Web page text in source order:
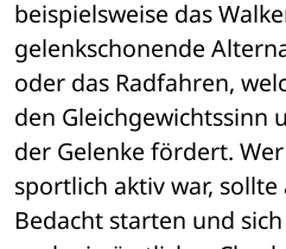
beispielsweise das
gelenkschonende
oder das Radfahren,
den Gleichgewichtssinn
der Gelenke fördert.
sportlich aktiv war,
Bedacht starten und